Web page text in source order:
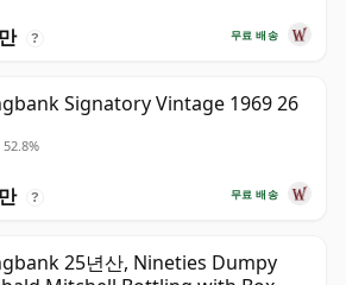
무료 배송
?
Signatory Vintage 1969 26
52.8%
무료 배송
?
25년산, Nineties Dumpy